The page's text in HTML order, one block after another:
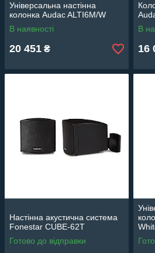
Універсальна настінна
колонка Audac ALTI6M/W
В наявності
20 451 ₴
В
16
Настінна акустична система
Fonestar CUBE-62T
Готово до відправки